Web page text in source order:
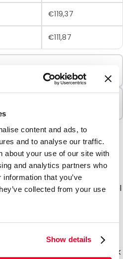
content and ads, to
and to analyse our traffic.
about your use of our site with
and analytics partners who
that you’ve
collected from your use
Show details
€119,37
€111,87
Ausstrahlung des
können die
in diesem Beutel
Stehbodenbeutel
gut geeignet für
besondere
Sie sind sowohl für
Produkte geeignet. Dank